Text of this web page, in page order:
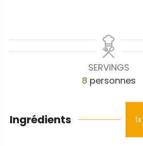
SERVINGS
8 personnes
Ingrédients 1x